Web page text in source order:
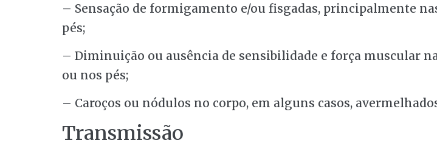
– Sensação de formigamento e/ou fisgadas, principalmente
pés;
– Diminuição ou ausência de sensibilidade e força muscular
ou nos pés;
– Caroços ou nódulos no corpo, em alguns casos,
Transmissão